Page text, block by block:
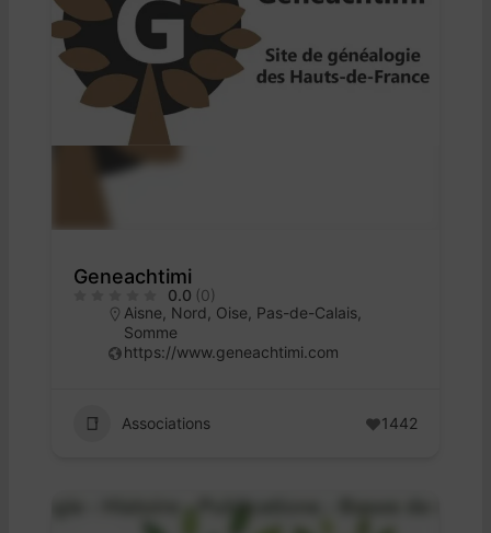
Geneachtimi
0.0 (0)
Aisne Nord Oise Pas-de-Calais
Somme
https://www.geneachtimi.com
Associations 1442